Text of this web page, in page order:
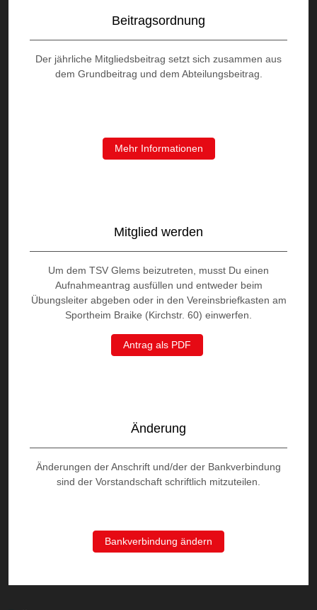
Beitragsordnung
Der jährliche Mitgliedsbeitrag setzt sich zusammen aus
dem Grundbeitrag und dem Abteilungsbeitrag.
Mehr Informationen
Mitglied werden
Um dem TSV Glems beizutreten, musst Du einen
Aufnahmeantrag ausfüllen und entweder beim
Übungsleiter abgeben oder in den Vereinsbriefkasten am
Sportheim Braike (Kirchstr. 60) einwerfen.
Antrag als PDF
Änderung
Änderungen der Anschrift und/der der Bankverbindung
sind der Vorstandschaft schriftlich mitzuteilen.
Bankverbindung ändern